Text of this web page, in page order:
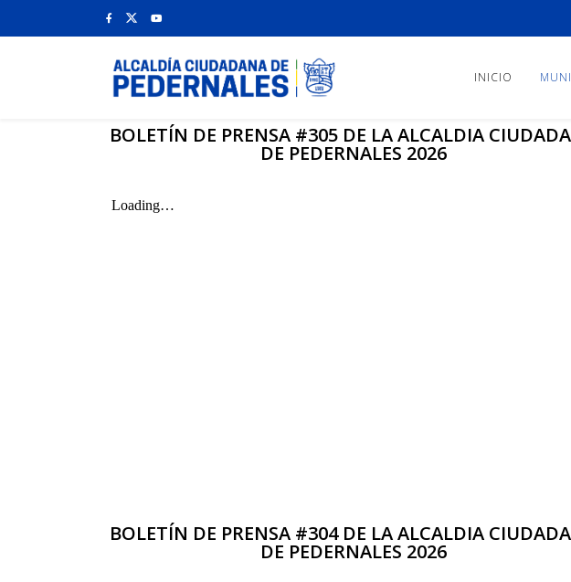
INICIO
BOLETÍN DE PRENSA #305 DE LA ALCALDIA
DE PEDERNALES 2026
BOLETÍN DE PRENSA #304 DE LA ALCALDIA
DE PEDERNALES 2026